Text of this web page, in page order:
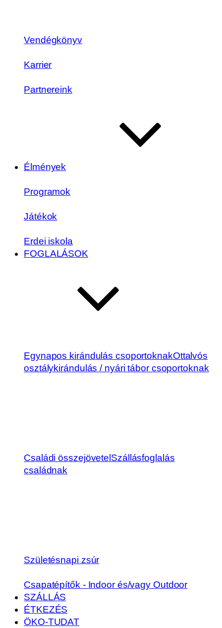
Vendégkönyv
Karrier
Partnereink
Élmények
Programok
Játékok
Erdei iskola
FOGLALÁSOK
Egynapos kirándulás csoportoknakOttalvós
osztálykirándulás / nyári tábor csoportoknak
Családi összejövetelSzállásfoglalás
családnak
Születésnapi zsúr
Csapatépítők - Indoor és/vagy Outdoor
SZÁLLÁS
ÉTKEZÉS
ÖKO-TUDAT